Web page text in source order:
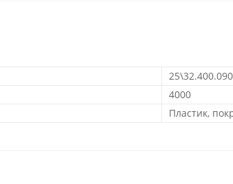
4000
Пластик,